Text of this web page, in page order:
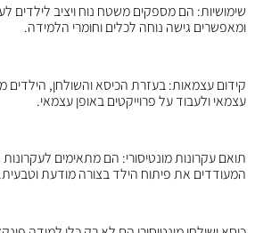
שימושיות: הם מספקים משטח נוח ויציב לילדים
ומאפשרים גישה נוחה לכלים וחומרי הלמידה.
קידום עצמאות: בעזרת הכיסא והשולחן, הילדים
עצמאי ולעבוד על פרוייקטים באופן עצמאי.
תואם עקרונות מונטיסורי: הם מתאימים לעקרונות
המעודדים את פיתוח הילד בצורה מודעת וטבעית.